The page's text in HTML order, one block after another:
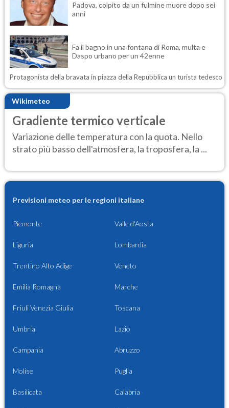
Padova, colpito da un fulmine muore dopo sei
anni
Fa il bagno in una fontana di Roma, multa e
Daspo urbano per un 42enne
Protagonista della bravata in piazza della Repubblica un turista tedesco
Wikimeteo
Gradiente termico verticale
Variazione delle temperatura con la quota. Nello
strato più basso dell'atmosfera, la troposfera, la ...
Previsioni meteo per le regioni italiane
Piemonte Valle d'Aosta
Liguria Lombardia
Trentino Alto Adige Veneto
Emilia Romagna Marche
Friuli Venezia Giulia Toscana
Umbria Lazio
Campania Abruzzo
Molise Puglia
Basilicata Calabria